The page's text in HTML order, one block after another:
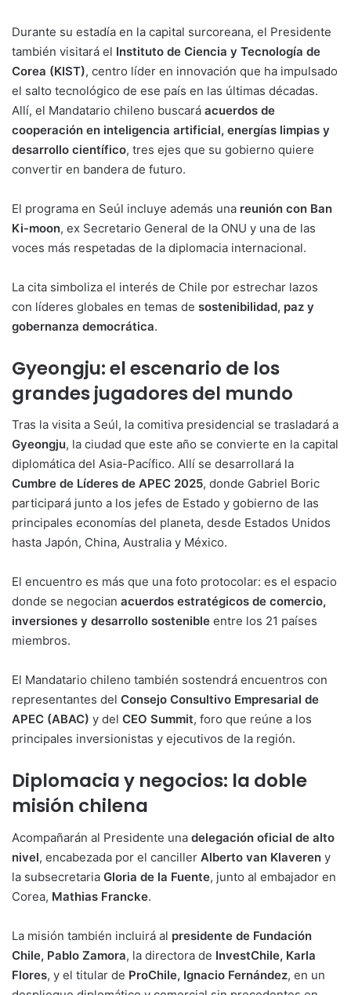
Durante su estadía en la capital surcoreana, el Presidente
también visitará el Instituto de Ciencia y Tecnología de
Corea (KIST), centro líder en innovación que ha impulsado
el salto tecnológico de ese país en las últimas décadas.
Allí, el Mandatario chileno buscará acuerdos de
cooperación en inteligencia artificial, energías limpias y
desarrollo científico, tres ejes que su gobierno quiere
convertir en bandera de futuro.
El programa en Seúl incluye además una reunión con Ban
Ki-moon, ex Secretario General de la ONU y una de las
voces más respetadas de la diplomacia internacional.
La cita simboliza el interés de Chile por estrechar lazos
con líderes globales en temas de sostenibilidad, paz y
gobernanza democrática.
Gyeongju: el escenario de los
grandes jugadores del mundo
Tras la visita a Seúl, la comitiva presidencial se trasladará a
Gyeongju, la ciudad que este año se convierte en la capital
diplomática del Asia-Pacífico. Allí se desarrollará la
Cumbre de Líderes de APEC 2025, donde Gabriel Boric
participará junto a los jefes de Estado y gobierno de las
principales economías del planeta, desde Estados Unidos
hasta Japón, China, Australia y México.
El encuentro es más que una foto protocolar: es el espacio
donde se negocian acuerdos estratégicos de comercio,
inversiones y desarrollo sostenible entre los 21 países
miembros.
El Mandatario chileno también sostendrá encuentros con
representantes del Consejo Consultivo Empresarial de
APEC (ABAC) y del CEO Summit, foro que reúne a los
principales inversionistas y ejecutivos de la región.
Diplomacia y negocios: la doble
misión chilena
Acompañarán al Presidente una delegación oficial de alto
nivel, encabezada por el canciller Alberto van Klaveren y
la subsecretaria Gloria de la Fuente, junto al embajador en
Corea, Mathias Francke.
La misión también incluirá al presidente de Fundación
Chile, Pablo Zamora, la directora de InvestChile, Karla
Flores, y el titular de ProChile, Ignacio Fernández, en un